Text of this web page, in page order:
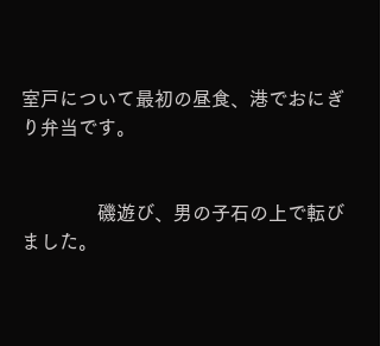
室戸について最初の昼食、港でおにぎ
り弁当です。
磯遊び、男の子石の上で転び
ました。